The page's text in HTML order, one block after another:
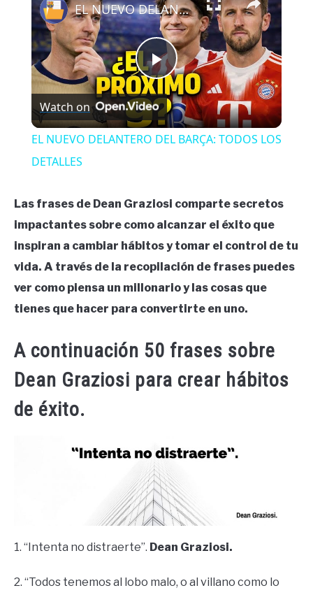
Play
Video
EL NUEVO DELANTERO DEL BARÇA: TODOS LOS DETALLES
Watch on
EL NUEVO DELANTERO DEL BARÇA: TODOS LOS
DETALLES
Las frases de Dean Graziosi comparte secretos
impactantes sobre como alcanzar el éxito que
inspiran a cambiar hábitos y tomar el control de tu
vida. A través de la recopilación de frases puedes
ver como piensa un millonario y las cosas que
tienes que hacer para convertirte en uno.
A continuación 50 frases sobre
Dean Graziosi para crear hábitos
de éxito.
1. “Intenta no distraerte”. Dean Graziosi.
2. “Todos tenemos al lobo malo, o al villano como lo